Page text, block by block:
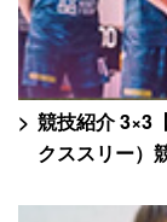
競技紹介 3×3
クススリー）